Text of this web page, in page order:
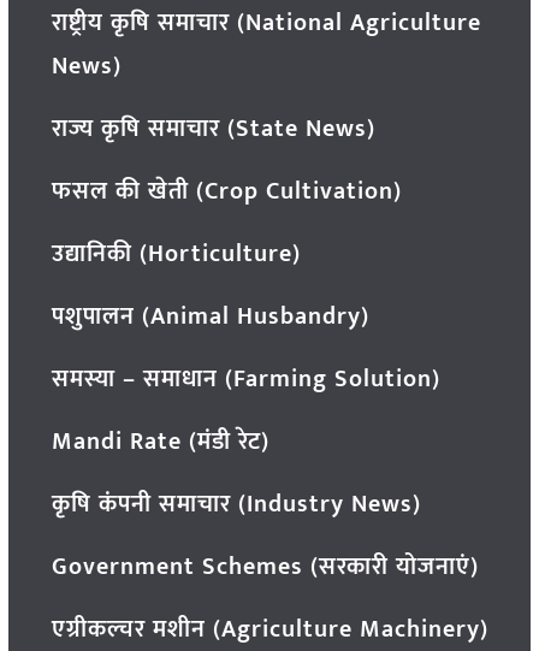
राष्ट्रीय कृषि समाचार (National Agriculture
News)
राज्य कृषि समाचार (State News)
फसल की खेती (Crop Cultivation)
उद्यानिकी (Horticulture)
पशुपालन (Animal Husbandry)
समस्या – समाधान (Farming Solution)
Mandi Rate (मंडी रेट)
कृषि कंपनी समाचार (Industry News)
Government Schemes (सरकारी योजनाएं)
एग्रीकल्चर मशीन (Agriculture Machinery)